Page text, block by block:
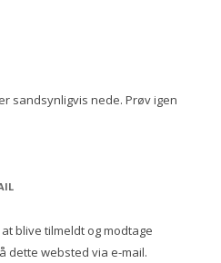
sandsynligvis nede. Prøv igen
blive tilmeldt og modtage
dette websted via e-mail.